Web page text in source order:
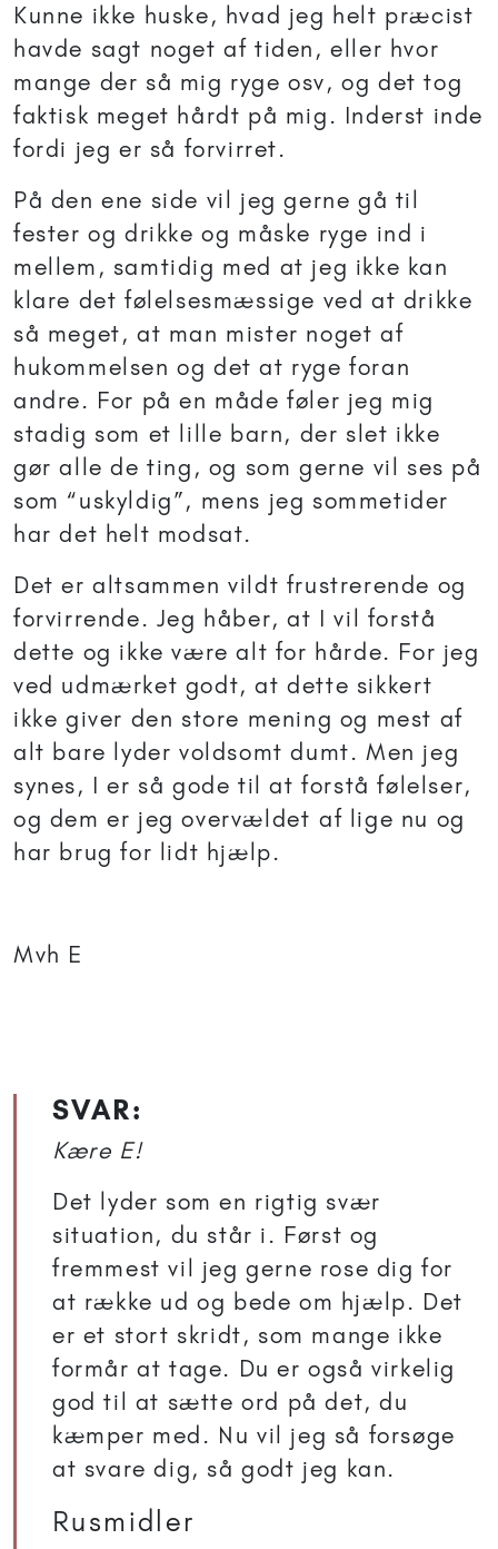
Kunne ikke huske, hvad jeg helt præcist
havde sagt noget af tiden, eller hvor
mange der så mig ryge osv, og det tog
faktisk meget hårdt på mig. Inderst inde
fordi jeg er så forvirret.
På den ene side vil jeg gerne gå til
fester og drikke og måske ryge ind i
mellem, samtidig med at jeg ikke kan
klare det følelsesmæssige ved at drikke
så meget, at man mister noget af
hukommelsen og det at ryge foran
andre. For på en måde føler jeg mig
stadig som et lille barn, der slet ikke
gør alle de ting, og som gerne vil ses på
som “uskyldig”, mens jeg sommetider
har det helt modsat.
Det er altsammen vildt frustrerende og
forvirrende. Jeg håber, at I vil forstå
dette og ikke være alt for hårde. For jeg
ved udmærket godt, at dette sikkert
ikke giver den store mening og mest af
alt bare lyder voldsomt dumt. Men jeg
synes, I er så gode til at forstå følelser,
og dem er jeg overvældet af lige nu og
har brug for lidt hjælp.
Mvh E
SVAR:
Kære E!
Det lyder som en rigtig svær
situation, du står i. Først og
fremmest vil jeg gerne rose dig for
at række ud og bede om hjælp. Det
er et stort skridt, som mange ikke
formår at tage. Du er også virkelig
god til at sætte ord på det, du
kæmper med. Nu vil jeg så forsøge
at svare dig, så godt jeg kan.
Rusmidler